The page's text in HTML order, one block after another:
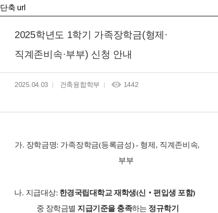
단축 url
2025학년도 1학기 가족장학금(형제·
직계존비속·부부) 신청 안내
2025.04.03 건축융합학부 1442
가. 장학금명: 가족장학금(등록금성) - 형제 , 직계존비속,
부부
나. 지급대상: 한경국립대학교 재학생(신 ‧ 편입생 포함)
중 장학금별 지급기준을 충족하는 정규학기